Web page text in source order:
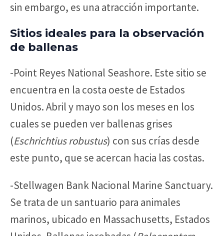
sin embargo, es una atracción importante.
Sitios ideales para la observación
de ballenas
-Point Reyes National Seashore. Este sitio se
encuentra en la costa oeste de Estados
Unidos. Abril y mayo son los meses en los
cuales se pueden ver ballenas grises
(Eschrichtius robustus) con sus crías desde
este punto, que se acercan hacia las costas.
-Stellwagen Bank Nacional Marine Sanctuary.
Se trata de un santuario para animales
marinos, ubicado en Massachusetts, Estados